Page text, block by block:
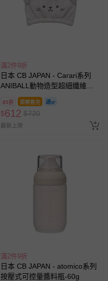
滿2件9折
日本 CB JAPAN - Carari系列
ANIBALL動物造型超細纖維乾
髮帽-約47g
85折 即將售完
$612 $720
最新上架
滿2件9折
日本 CB JAPAN - atomico系列
按壓式可控量醬料瓶-60g